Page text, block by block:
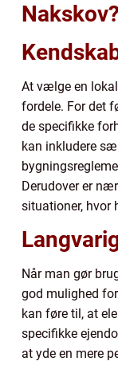
Nakskov?
At vælge en
fordele. For det
de specifikke
kan inkludere
Derudover er
situationer, hvor
Når man gør
god mulighed
kan føre til, at
specifikke
at yde en mere